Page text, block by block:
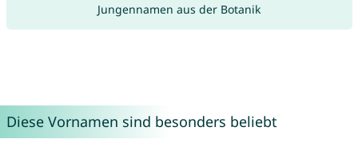
Jungennamen aus der Botanik
Diese Vornamen sind besonders beliebt